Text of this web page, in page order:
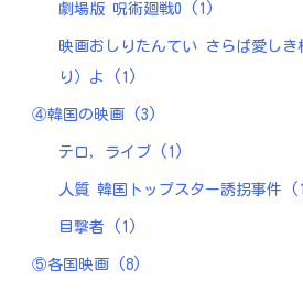
劇場版 呪術廻戦0 (1)
映画おしりたんてい さらば愛しき
り）よ
(1)
④韓国の映画 (3)
テロ，ライブ (1)
人質 韓国トップスター誘拐事件
目撃者 (1)
⑤各国映画 (8)